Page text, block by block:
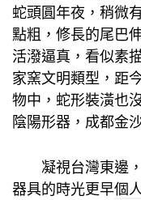
蛇頭圓年夜，稍微
點粗，修長的尾巴
活潑逼真，看似素
家窯文明類型，距
物中，蛇形裝潢也
陰陽形器，成都金
凝視台灣東邊
器具的時光更早個